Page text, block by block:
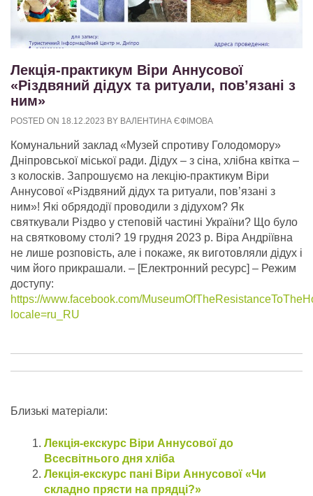
Лекція-практикум Віри Аннусової
«Різдвяний дідух та ритуали, пов’язані з
ним»
POSTED ON 18.12.2023 BY ВАЛЕНТИНА ЄФІМОВА
Комунальний заклад «Музей спротиву Голодомору»
Дніпровської міської ради. Дідух – з сіна, хлібна квітка –
з колосків. Запрошуємо на лекцію-практикум Віри
Аннусової «Різдвяний дідух та ритуали, пов’язані з
ним»! Які обрядодії проводили з дідухом? Як
святкували Різдво у степовій частині України? Що було
на святковому столі? 19 грудня 2023 р. Віра Андріївна
не лише розповість, але і покаже, як виготовляли дідух і
чим його прикрашали. – [Електронний ресурс] – Режим
доступу:
https://www.facebook.com/
locale=ru_RU
Близькі матеріали:
Лекція-екскурс Віри Аннусової до
Всесвітнього дня хліба
Лекція-екскурс пані Віри Аннусової «Чи
складно прясти на прядці?»